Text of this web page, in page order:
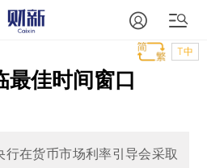
T中
最佳时间窗口
在货币市场利率引导会采取